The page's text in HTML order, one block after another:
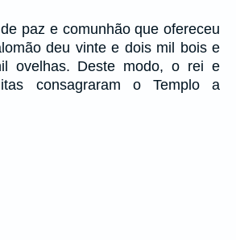
paz e comunhão que ofereceu
deu vinte e dois mil bois e
ovelhas. Deste modo, o rei e
consagraram o Templo a